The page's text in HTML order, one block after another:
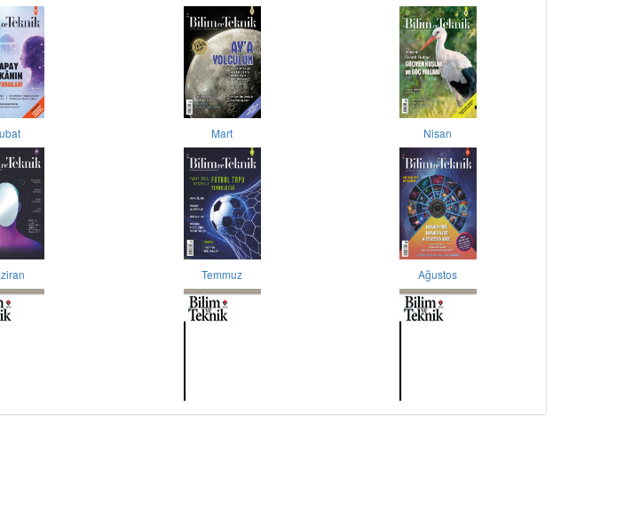
Mart Nisan
Temmuz Ağustos